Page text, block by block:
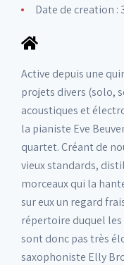
Date de creation :
Active depuis une
projets divers (solo,
acoustiques et
la pianiste Eve
quartet. Créant de
vieux standards,
morceaux qui la
sur eux un regard
répertoire duquel
sont donc pas très
saxophoniste Elly